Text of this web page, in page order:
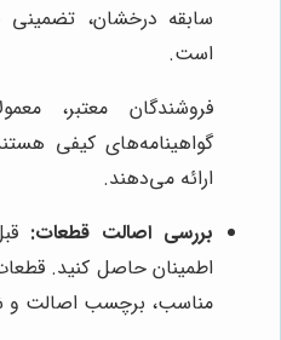
سابقه درخشان،
است.
فروشندگان معتبر،
گواهینامه‌های کیفی
ارائه می‌دهند.
بررسی اصالت قطعات:
اطمینان حاصل کنید.
مناسب، برچسب اصالت و